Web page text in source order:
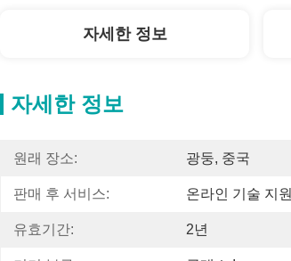
자세한 정보
자세한 정보
원래 장소: 광둥, 중국
판매 후 서비스: 온라인 기술 지원
유효기간: 2년